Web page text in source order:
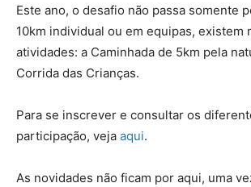
Este ano, o desafio não passa somente
10km individual ou em equipas, existem
atividades: a Caminhada de 5km pela
Corrida das Crianças.
Para se inscrever e consultar os
participação, veja aqui.
As novidades não ficam por aqui, uma